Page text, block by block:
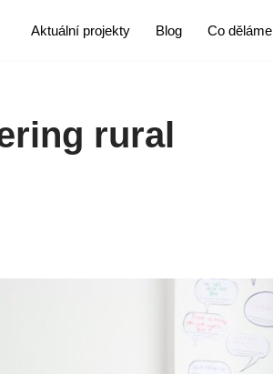
Aktuální projekty Blog Co děláme
rural